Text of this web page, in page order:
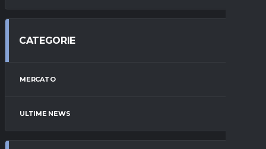
CATEGORIE
MERCATO
ULTIME NEWS